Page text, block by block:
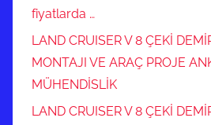
fiyatlarda …
LAND CRUISER V 8 ÇEKİ
MONTAJI VE ARAÇ PROJE
MÜHENDİSLİK
LAND CRUISER V 8 ÇEKİ